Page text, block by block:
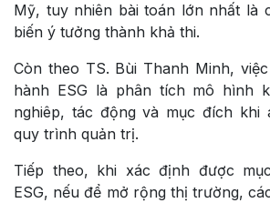
Mỹ, tuy nhiên bài toán lớn nhất là
biến ý tưởng thành khả thi.
Còn theo TS. Bùi Thanh Minh,
hành ESG là phân tích mô hình
nghiêp, tác động và mục đích khi
quy trình quản trị.
Tiếp theo, khi xác định được
ESG, nếu để mở rộng thị trường,